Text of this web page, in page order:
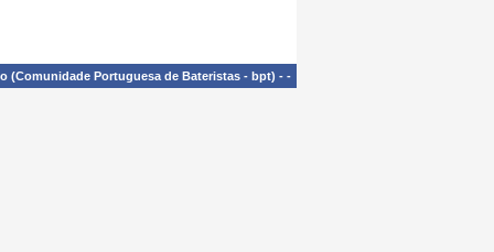
(Comunidade Portuguesa de Bateristas - bpt) - -